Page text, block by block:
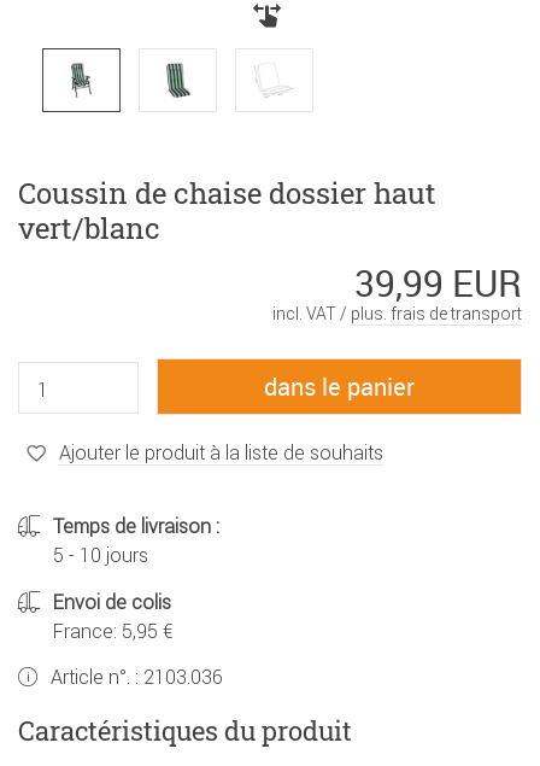
Coussin de chaise dossier haut
vert/blanc
39,99 EUR
incl. VAT / plus. frais de transport
Ajouter le produit à la liste de souhaits
Temps de livraison :
5 - 10 jours
Envoi de colis
France: 5,95 €
Article n°. : 2103.036
Caractéristiques du produit